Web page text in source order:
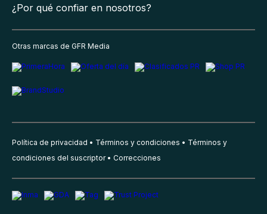
¿Por qué confiar en nosotros?
Otras marcas de GFR Media
Política de privacidad Términos y condiciones
Términos y
condiciones del suscriptor
Correcciones